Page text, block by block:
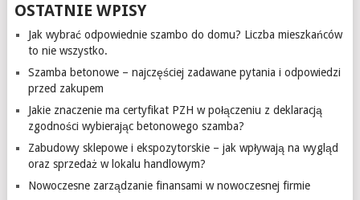
OSTATNIE WPISY
Jak wybrać odpowiednie szambo do domu? Liczba mieszkańców
to nie wszystko.
Szamba betonowe – najczęściej zadawane pytania i odpowiedzi
przed zakupem
Jakie znaczenie ma certyfikat PZH w połączeniu z deklaracją
zgodności wybierając betonowego szamba?
Zabudowy sklepowe i ekspozytorskie – jak wpływają na wygląd
oraz sprzedaż w lokalu handlowym?
Nowoczesne zarządzanie finansami w nowoczesnej firmie